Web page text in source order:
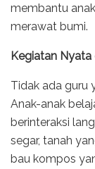
membantu
merawat bumi.
Kegiatan Nyata
Tidak ada guru
Anak-anak
berinteraksi
segar, tanah
bau kompos